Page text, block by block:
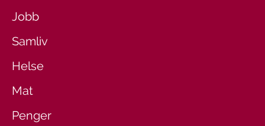
Jobb
Samliv
Helse
Mat
Penger